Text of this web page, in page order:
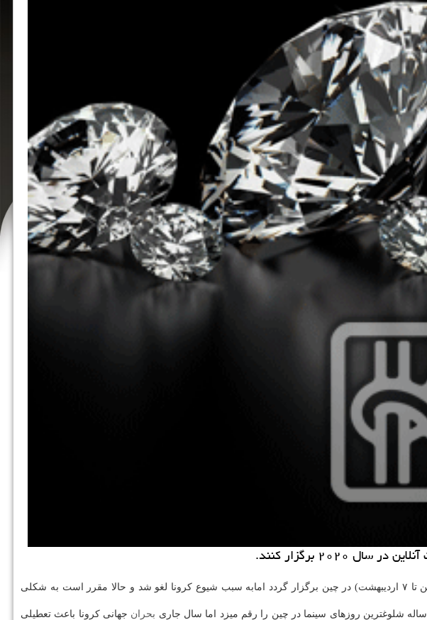
برگزار كنند.
بین المللی فیلم پکن که قرار بود از تاریخ ۱۹ تا ۲۶ آوریل (۳۱ فروردین تا ۷ اردیبهشت) در چین برگزار گردد امابه سبب شیوع کرونا لغو شد و حالا مقرر است به شکلی
بحران جهانی کرونا باعث تعطیلی